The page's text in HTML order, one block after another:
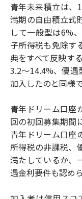
青年未来積立は、
満期の自由積立式
して一般型は6%
子所得税も免除す
典をすべて反映す
3.2〜14.4%、優
加入したのと同様
青年ドリーム口座
回の初回募集期間
青年ドリーム口座
所得税の非課税、
満たしているか、
遇金利要件も認め